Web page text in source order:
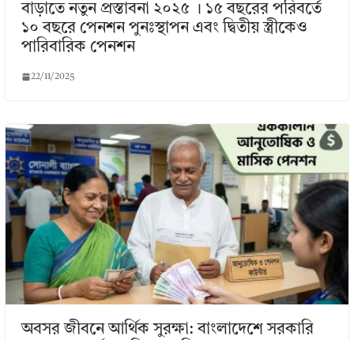
বাড়াতে নতুন প্রস্তাবনা ২০২৫ । ১৫ বছরের পরিবর্তে
১০ বছরে পেনশন পুনঃস্থাপন এবং দ্বিতীয় স্ত্রীকেও
পারিবারিক পেনশন
22/11/2025
অবসর জীবনে আর্থিক সুরক্ষা: বাংলাদেশে সরকারি